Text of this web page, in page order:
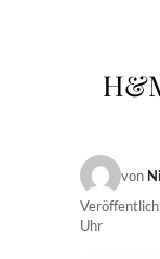
von
Uhr